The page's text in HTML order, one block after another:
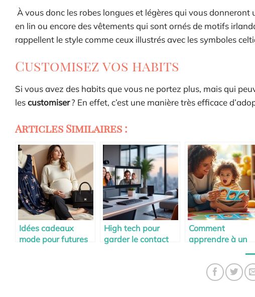
À vous donc les robes longues et légères qui vous
en lin ou encore des vêtements qui sont ornés de motifs
rappellent le style comme ceux illustrés avec les symboles
Customisez vos habits
Si vous avez des habits que vous ne portez plus, mais qui
lescustomiser? En effet, c’est une manière très efficace
Articles Similaires :
Idées cadeaux
mode pour futures
High tech pour
garder le contact
Comment
apprendre à un
émotions